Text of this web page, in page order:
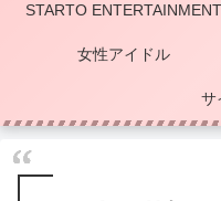
STARTO ENTERTAINMENT
女性アイドル
サ